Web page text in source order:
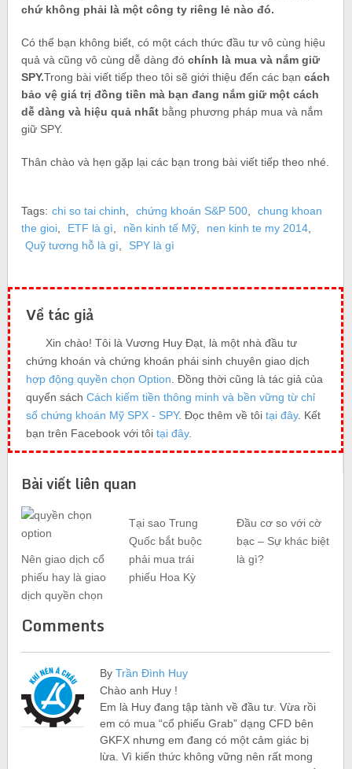
chứ không phải là một công ty riêng lẻ nào đó.
Có thể bạn không biết, có một cách thức đầu tư vô cùng hiệu
quả và cũng vô cùng dễ dàng đóchính là mua và nắm giữ
SPY.Trong bài viết tiếp theo tôi sẽ giới thiệu đến các bạncách
bảo vệ giá trị đồng tiền mà bạn đang nắm giữ một cách
dễ dàng và hiệu quả nhất bằng phương pháp mua và nắm
giữ SPY.
Thân chào và hẹn gặp lại các bạn trong bài viết tiếp theo nhé.
Tags: chi so tai chinh, chứng khoán S&P 500,
chung khoan
the gioi, ETF là gì, nền kinh tế Mỹ, nen kinh te my 2014,
Quỹ tương hỗ là gì, SPY là gì
Về tác giả
Xin chào! Tôi là Vương Huy Đạt, là một nhà đầu tư
chứng khoán và chứng khoán phái sinh chuyên giao dịch
hợp động quyền chọn Option. Đồng thời cũng là tác giả của
quyển sách Cách kiếm tiền thông minh và bền vững từ chỉ
số chứng khoán Mỹ SPX - SPY. Đọc thêm về tôi tại đây. Kết
bạn trên Facebook với tôi tại đây.
Bài viết liên quan
Nên giao dịch cổ
phiếu hay là giao
dịch quyền chọn
Tại sao Trung
Quốc bắt buộc
phải mua trái
phiếu Hoa Kỳ
Đầu cơ so với cờ
bạc – Sự khác biệt
là gì?
Comments
ByTrần Đình Huy
Chào anh Huy !
Em là Huy đang tập tành về đầu tư. Vừa rồi
em có mua “cổ phiếu Grab” dạng CFD bên
GKFX nhưng em đang có một cảm giác bị
lừa. Vì kiến thức không vững nên rất mong